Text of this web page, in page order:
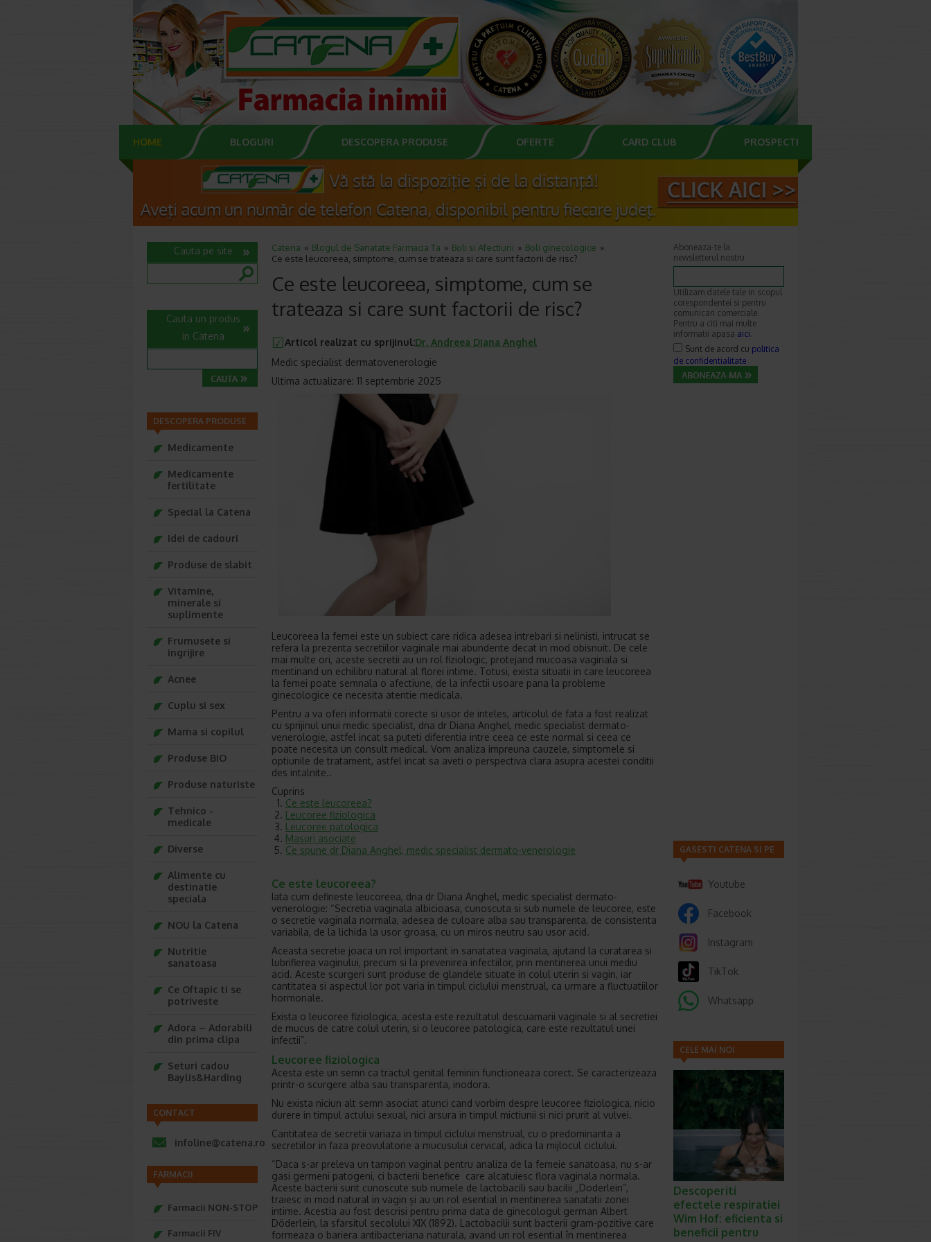
HOME BLOGURI DESCOPERA PRODUSE OFERTE CARD CLUB PROSPECTE
Catena Blogul de Sanatate Farmacia Ta Boli si Afectiuni
Boli ginecologice
Ce este leucoreea, simptome, cum se trateaza si care sunt factorii de risc?
Ce este leucoreea, simptome, cum se
trateaza si care sunt factorii de risc?
Articol realizat cu sprijinul:Dr. Andreea Diana Anghel
Medic specialist dermatovenerologie
Ultima actualizare: 11 septembrie 2025
Leucoreea la femei este un subiect care ridica adesea intrebari si nelinisti, intrucat se
refera la prezenta secretiilor vaginale mai abundente decat in mod obisnuit. De cele
mai multe ori, aceste secretii au un rol fiziologic, protejand mucoasa vaginala si
mentinand un echilibru natural al florei intime. Totusi, exista situatii in care leucoreea
la femei poate semnala o afectiune, de la infectii usoare pana la probleme
ginecologice ce necesita atentie medicala.
Pentru a va oferi informatii corecte si usor de inteles, articolul de fata a fost realizat
cu sprijinul unui medic specialist, dna dr Diana Anghel, medic specialist dermato-
venerologie, astfel incat sa puteti diferentia intre ceea ce este normal si ceea ce
poate necesita un consult medical. Vom analiza impreuna cauzele, simptomele si
optiunile de tratament, astfel incat sa aveti o perspectiva clara asupra acestei conditii
des intalnite..
Cuprins
Ce este leucoreea?
Leucoree fiziologica
Leucoree patologica
Masuri asociate
Ce spune dr Diana Anghel, medic specialist dermato-venerologie
Ce este leucoreea?
Iata cum defineste leucoreea, dna dr Diana Anghel, medic specialist dermato-
venerologie: “Secretia vaginala albicioasa, cunoscuta si sub numele de leucoree, este
o secretie vaginala normala, adesea de culoare alba sau transparenta, de consistenta
variabila, de la lichida la usor groasa, cu un miros neutru sau usor acid.
Aceasta secretie joaca un rol important in sanatatea vaginala, ajutand la curatarea si
lubrifierea vaginului, precum si la prevenirea infectiilor, prin mentinerea unui mediu
acid. Aceste scurgeri sunt produse de glandele situate in colul uterin si vagin, iar
cantitatea si aspectul lor pot varia in timpul ciclului menstrual, ca urmare a fluctuatiilor
hormonale.
Exista o leucoree fiziologica, acesta este rezultatul descuamarii vaginale si al secretiei
de mucus de catre colul uterin, si o leucoree patologica, care este rezultatul unei
infectii”.
Leucoree fiziologica
Acesta este un semn ca tractul genital feminin functioneaza corect. Se caracterizeaza
printr-o scurgere alba sau transparenta, inodora.
Nu exista niciun alt semn asociat atunci cand vorbim despre leucoree fiziologica, nicio
durere in timpul actului sexual, nici arsura in timpul mictiunii si nici prurit al vulvei.
Cantitatea de secretii variaza in timpul ciclului menstrual, cu o predominanta a
secretiilor in faza preovulatorie a mucusului cervical, adica la mijlocul ciclului.
“Daca s-ar preleva un tampon vaginal pentru analiza de la femeie sanatoasa, nu s-ar
gasi germeni patogeni, ci bacterii benefice care alcatuiesc flora vaginala normala.
Aceste bacterii sunt cunoscute sub numele de lactobacili sau bacilii „Doderlein”,
traiesc in mod natural in vagin și au un rol esential in mentinerea sanatatii zonei
intime. Acestia au fost descrisi pentru prima data de ginecologul german Albert
Döderlein, la sfarsitul secolului XIX (1892). Lactobacilii sunt bacterii gram-pozitive care
formeaza o bariera antibacteriana naturala, avand un rol esential în mentinerea
Cauta pe site
Cauta un produs
in Catena
DESCOPERA PRODUSE
Medicamente
Medicamente
fertilitate
Special la Catena
Idei de cadouri
Produse de slabit
Vitamine,
minerale si
suplimente
Frumusete si
ingrijire
Acnee
Cuplu si sex
Mama si copilul
Produse BIO
Produse naturiste
Tehnico -
medicale
Diverse
Alimente cu
destinatie
speciala
NOU la Catena
Nutritie
sanatoasa
Ce Oftapic ti se
potriveste
Adora – Adorabili
din prima clipa
Seturi cadou
Baylis&Harding
CONTACT
infoline@catena.ro
FARMACII
Farmacii NON-STOP
Farmacii FIV
Aboneaza-te la
newsletterul nostru
Utilizam datele tale in scopul
corespondentei si pentru
comunicari comerciale.
Pentru a citi mai multe
informatii apasa aici.
Sunt de acord cu politica
de confidentialitate
GASESTI CATENA SI PE
Youtube
Facebook
Instagram
TikTok
Whatsapp
CELE MAI NOI
Descoperiti
efectele respiratiei
Wim Hof: eficienta si
beneficii pentru